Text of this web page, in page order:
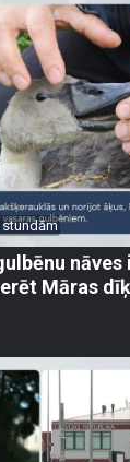
stundām
Māras